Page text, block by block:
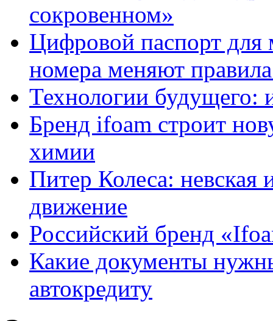
сокровенном»
Цифровой паспорт для
номера меняют
Технологии будущего:
Бренд ifoam строит
химии
Питер Колеса: невская
движение
Российский бренд
Какие документы
автокредиту